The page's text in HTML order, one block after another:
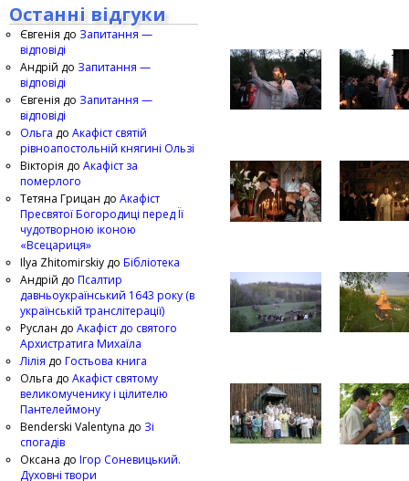
Останні відгуки
Євгенія до Запитання —
відповіді
Андрій до Запитання —
відповіді
Євгенія до Запитання —
відповіді
Ольга до Акафіст святій
рівноапостольній княгині Ользі
Вікторія до Акафіст за
померлого
Тетяна Грицан до Акафіст
Пресвятої Богородиці перед Її
чудотворною іконою
«Всецариця»
Ilya Zhitomirskiy до Бібліотека
Андрій до Псалтир
давньоукраїнський 1643 року (в
українській транслітерації)
Руслан до Акафіст до святого
Архистратига Михаїла
Лілія до Гостьова книга
Ольга до Акафіст святому
великомученику і цілителю
Пантелеймону
Benderski Valentyna до Зі
спогадів
Оксана до Ігор Соневицький.
Духовні твори